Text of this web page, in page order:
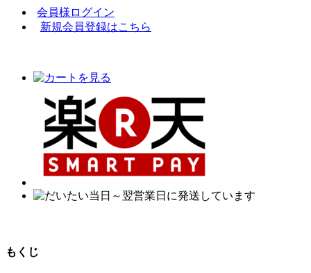
会員様ログイン
新規会員登録はこちら
もくじ